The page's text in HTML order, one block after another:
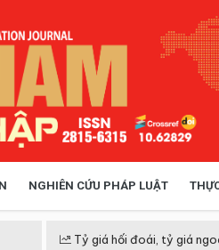
NGHIÊN CỨU PHÁP LUẬT
Tỷ giá hối đoái, tỷ giá